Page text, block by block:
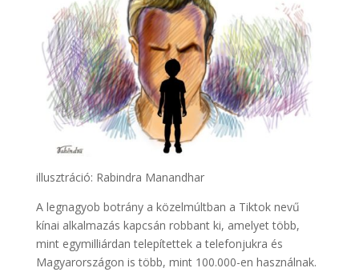
illusztráció: Rabindra Manandhar
A legnagyob botrány a közelmúltban a Tiktok nevű
kínai alkalmazás kapcsán robbant ki, amelyet több,
mint egymilliárdan telepítettek a telefonjukra és
Magyarországon is több, mint 100.000-en használnak.